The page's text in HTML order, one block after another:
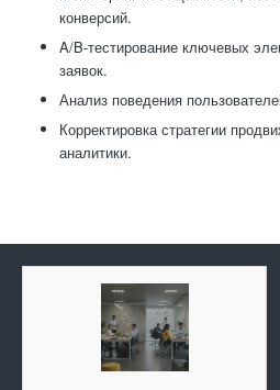
конверсий.
A/B-тестирование ключевых
заявок.
Анализ поведения
Корректировка стратегии
аналитики.